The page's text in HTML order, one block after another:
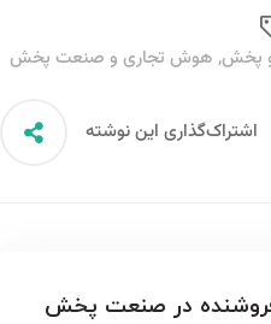
و پخش, هوش تجاری و صنعت پخش
اشتراک‌گذاری این نوشته
در صنعت پخش